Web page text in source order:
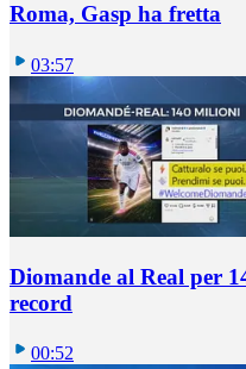
Roma, Gasp ha fretta
03:57
Diomande al Real per
record
00:52